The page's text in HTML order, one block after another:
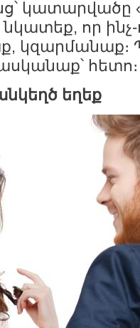
կատարվածը
որ
կզարմանաք։
հետո։
եղեք